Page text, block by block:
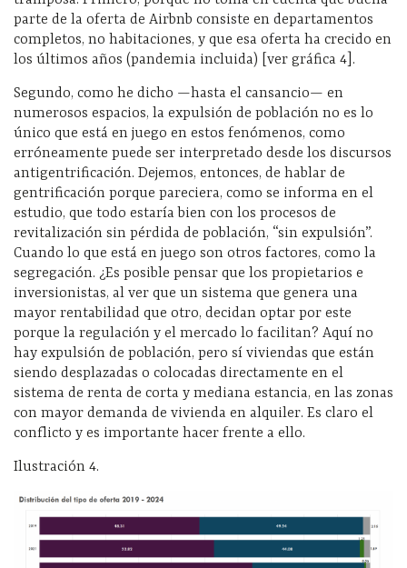
parte de la oferta de Airbnb consiste en departamentos
completos, no habitaciones, y que esa oferta ha crecido en
los últimos años (pandemia incluida) [ver gráfica 4].
Segundo, como he dicho —hasta el cansancio— en
numerosos espacios, la expulsión de población no es lo
único que está en juego en estos fenómenos, como
erróneamente puede ser interpretado desde los discursos
antigentrificación. Dejemos, entonces, de hablar de
gentrificación porque pareciera, como se informa en el
estudio, que todo estaría bien con los procesos de
revitalización sin pérdida de población, “sin expulsión”.
Cuando lo que está en juego son otros factores, como la
segregación. ¿Es posible pensar que los propietarios e
inversionistas, al ver que un sistema que genera una
mayor rentabilidad que otro, decidan optar por este
porque la regulación y el mercado lo facilitan? Aquí no
hay expulsión de población, pero sí viviendas que están
siendo desplazadas o colocadas directamente en el
sistema de renta de corta y mediana estancia, en las zonas
con mayor demanda de vivienda en alquiler. Es claro el
conflicto y es importante hacer frente a ello.
Ilustración 4.